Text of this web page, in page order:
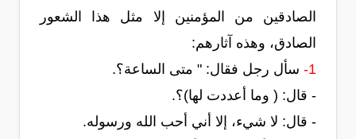
الصادقين من المؤمنين إلا مثل هذا الشعور
الصادق، وهذه آثارهم:
1-
سأل رجل فقال: " متى الساعة؟.
- قال: ( وما أعددت لها)؟.
- قال: لا شيء، إلا أني أحب الله ورسوله.